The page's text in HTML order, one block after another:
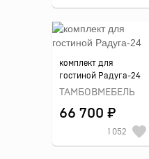
комплект для
гостиной Радуга-24
ТАМБОВМЕБЕЛЬ
66 700 ₽
1 052